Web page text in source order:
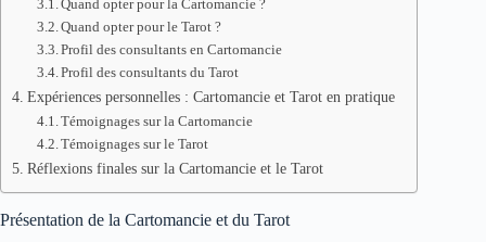
Quand opter pour la Cartomancie ?
Quand opter pour le Tarot ?
Profil des consultants en Cartomancie
Profil des consultants du Tarot
Expériences personnelles : Cartomancie et Tarot en pratique
Témoignages sur la Cartomancie
Témoignages sur le Tarot
Réflexions finales sur la Cartomancie et le Tarot
Présentation de la Cartomancie et du Tarot